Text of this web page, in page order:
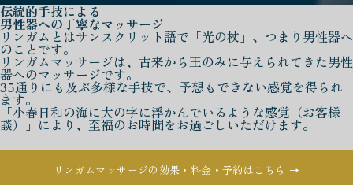
伝統的手技による
男性器への丁寧なマッサージ
リンガムとはサンスクリット語で「光の杖」、つまり男性器へ
のことです。
リンガムマッサージは、古来から王のみに与えられてきた男性
器へのマッサージです。
35通りにも及ぶ多様な手技で、予想もできない感覚を得られ
ます。
「小春日和の海に大の字に浮かんでいるような感覚（お客様
談）」により、至福のお時間をお過ごしいただけます。
リンガムマッサージの効果・料金・予約はこちら →